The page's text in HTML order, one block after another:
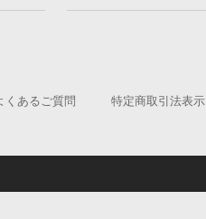
くあるご質問 特定商取引法表示